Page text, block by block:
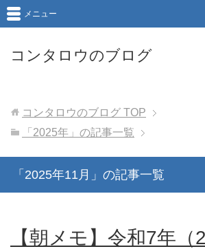
コンタロウのブログ
メニュー
コンタロウのブログ TOP
「2025年」の記事一覧
「2025年11月」の記事一覧
【朝メモ】令和7年（